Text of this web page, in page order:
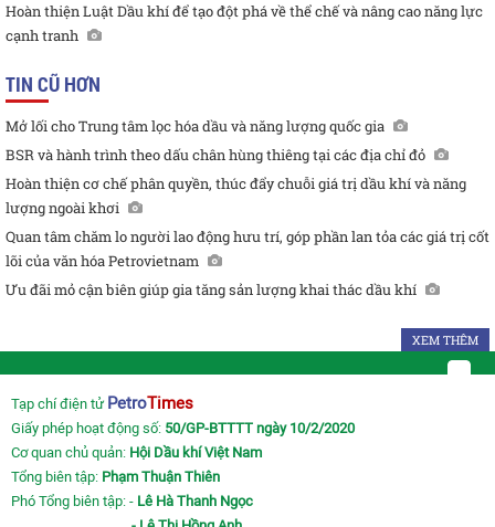
Hoàn thiện Luật Dầu khí để tạo đột phá về thể chế và nâng cao năng lực
cạnh tranh
TIN CŨ HƠN
Mở lối cho Trung tâm lọc hóa dầu và năng lượng quốc gia
BSR và hành trình theo dấu chân hùng thiêng tại các địa chỉ đỏ
Hoàn thiện cơ chế phân quyền, thúc đẩy chuỗi giá trị dầu khí và năng
lượng ngoài khơi
Quan tâm chăm lo người lao động hưu trí, góp phần lan tỏa các giá trị cốt
lõi của văn hóa Petrovietnam
Ưu đãi mỏ cận biên giúp gia tăng sản lượng khai thác dầu khí
XEM THÊM
Tạp chí điện tử PetroTimes
Giấy phép hoạt động số: 50/GP-BTTTT ngày 10/2/2020
Cơ quan chủ quản: Hội Dầu khí Việt Nam
Tổng biên tập: Phạm Thuận Thiên
Phó Tổng biên tập: - Lê Hà Thanh Ngọc